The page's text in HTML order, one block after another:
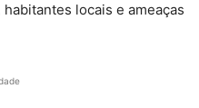
locais e ameaças